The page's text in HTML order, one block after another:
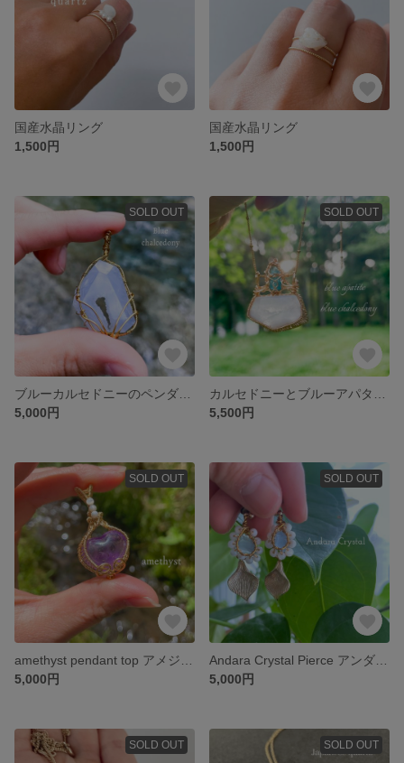
国産水晶リング
1,500円
国産水晶リング
1,500円
SOLD OUT
5,000円
SOLD OUT
5,500円
SOLD OUT
5,000円
SOLD OUT
5,000円
SOLD OUT SOLD OUT